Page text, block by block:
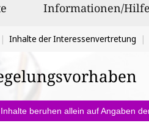
Informationen/Hilfe
Inhalte der Interessenvertretung
beruhen allein auf Angaben